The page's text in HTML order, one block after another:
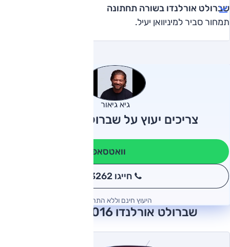
שברולט אורלנדו בשורה תחתונה
תמחור סביר למיניוואן יעיל.
גיא גיאור
צריכים יעוץ על שברולט אורלנדו?
וואטסאפ
חייגו 3262
היעוץ חינם וללא התחייבות
שברולט אורלנדו 2016 חוות דעת